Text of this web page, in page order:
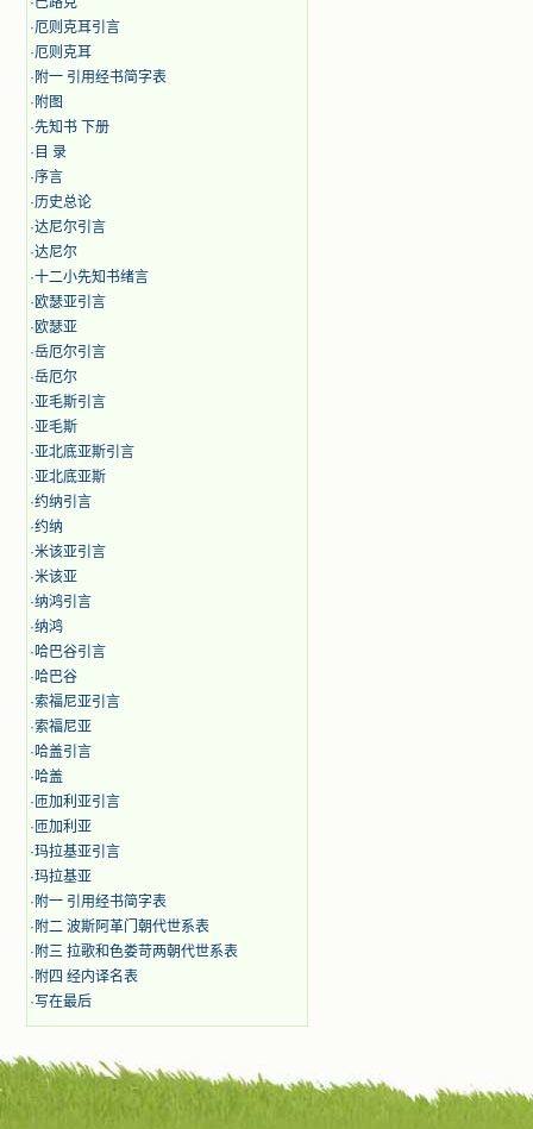
·厄则克耳引言
·厄则克耳
· 附一 引用经书简字表
· 附图
·先知书 下册
· 目 录
·序言
·历史总论
·达尼尔引言
·达尼尔
·十二小先知书绪言
·欧瑟亚引言
·欧瑟亚
·岳厄尔引言
·岳厄尔
·亚毛斯引言
·亚毛斯
·亚北底亚斯引言
·亚北底亚斯
·约纳引言
·约纳
·米该亚引言
·米该亚
·纳鸿引言
·纳鸿
·哈巴谷引言
·哈巴谷
·索福尼亚引言
·索福尼亚
·哈盖引言
·哈盖
· 匝加利亚引言
· 匝加利亚
·玛拉基亚引言
·玛拉基亚
· 附一 引用经书简字表
· 附二 波斯阿革门朝代世系表
· 附三 拉歌和色娄苛两朝代世系表
· 附四 经内译名表
·写在最后